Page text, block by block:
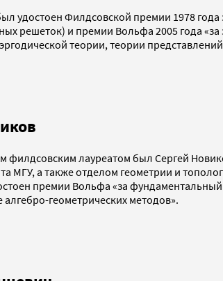
удостоен Филдсовской премии 1978
решеток) и премии Вольфа 2005 года
теории, теории
филдсовским лауреатом был Сергей
МГУ, а также отделом геометрии и
премии Вольфа «за
алгебро-геометрических методов».